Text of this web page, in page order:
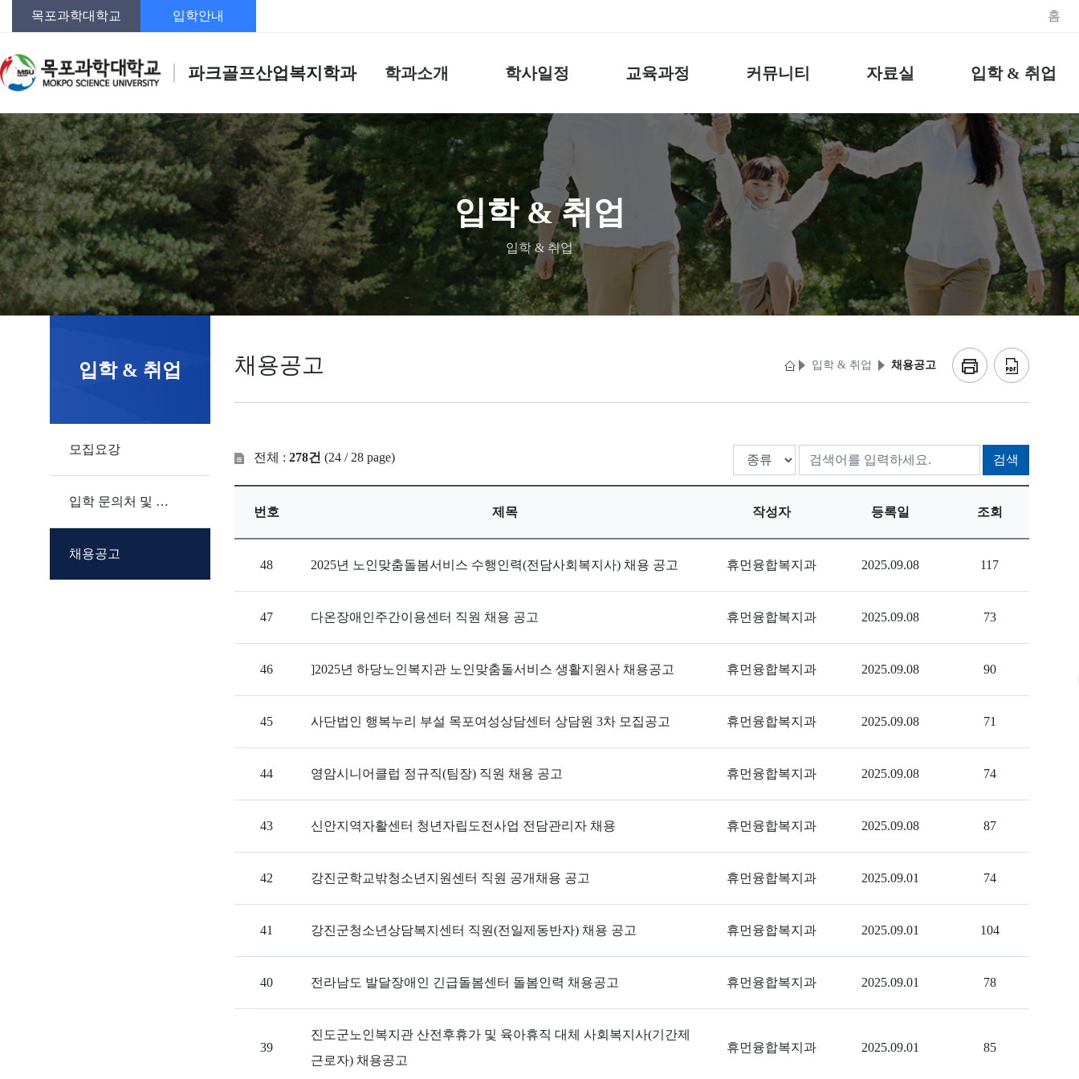
목포과학대학교 입학안내 홈
파크골프산업복지학과 학과소개 학사일정 교육과정 커뮤니티 자료실 입학 & 취업
입학 & 취업
입학 & 취업
입학 & 취업
모집요강
입학 문의처 및 입학원서
채용공고
채용공고 입학 & 취업 채용공고
전체 : 278건 (24 / 28 page) 검색
번호 제목 작성자 등록일 조회
48 2025년 노인맞춤돌봄서비스 수행인력(전담사회복지사) 채용 공고 휴먼융합복지과 2025.09.08 117
47 다온장애인주간이용센터 직원 채용 공고 휴먼융합복지과 2025.09.08 73
46 ]2025년 하당노인복지관 노인맞춤돌서비스 생활지원사 채용공고 휴먼융합복지과 2025.09.08 90
45 사단법인 행복누리 부설 목포여성상담센터 상담원 3차 모집공고 휴먼융합복지과 2025.09.08 71
44 영암시니어클럽 정규직(팀장) 직원 채용 공고 휴먼융합복지과 2025.09.08 74
43 신안지역자활센터 청년자립도전사업 전담관리자 채용 휴먼융합복지과 2025.09.08 87
42 강진군학교밖청소년지원센터 직원 공개채용 공고 휴먼융합복지과 2025.09.01 74
41 강진군청소년상담복지센터 직원(전일제동반자) 채용 공고 휴먼융합복지과 2025.09.01 104
40 전라남도 발달장애인 긴급돌봄센터 돌봄인력 채용공고 휴먼융합복지과 2025.09.01 78
39
진도군노인복지관 산전후휴가 및 육아휴직 대체 사회복지사(기간제
근로자) 채용공고
휴먼융합복지과 2025.09.01 85